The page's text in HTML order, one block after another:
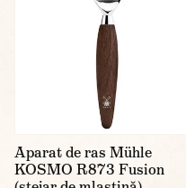
Aparat de ras Mühle
KOSMO R873 Fusion